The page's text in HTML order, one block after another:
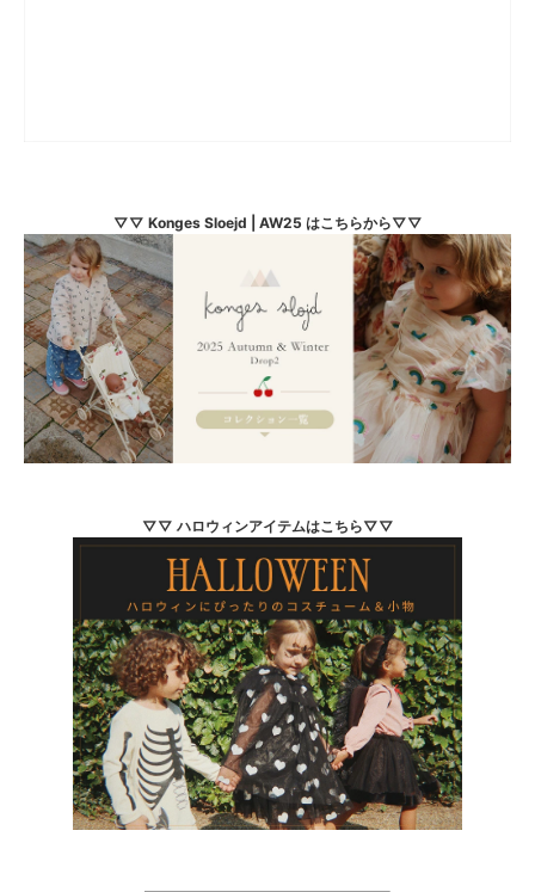
▽▽ Konges Sloejd | AW25 はこちらから▽▽
▽▽ ハロウィンアイテムはこちら▽▽